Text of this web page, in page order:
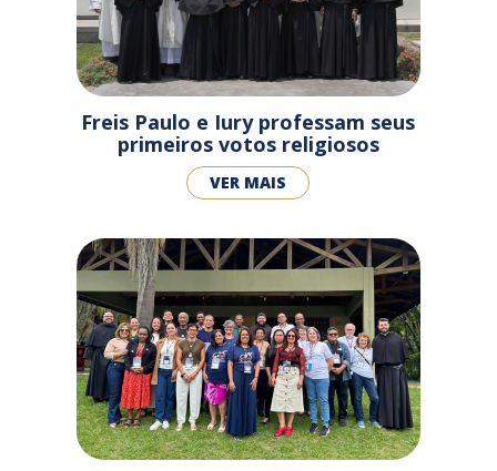
Freis Paulo e Iury professam seus
primeiros votos religiosos
VER MAIS